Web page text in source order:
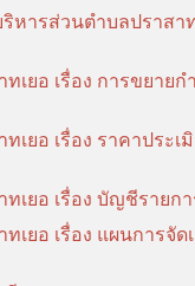
หารส่วนตำบลปราสา
เยอ เรื่อง การขยา
เยอ เรื่อง ราคาปร
เยอ เรื่อง บัญชีรายก
เยอ เรื่อง แผนการ